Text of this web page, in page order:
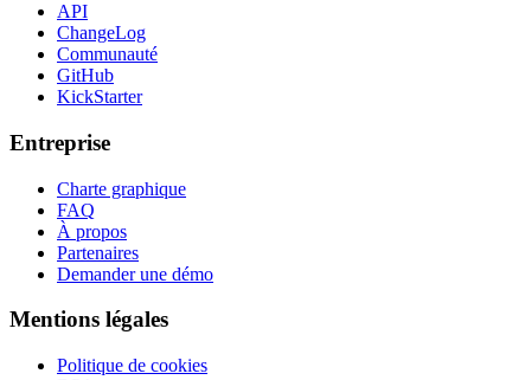
API
ChangeLog
Communauté
GitHub
KickStarter
Entreprise
Charte graphique
FAQ
À propos
Partenaires
Demander une démo
Mentions légales
Politique de cookies